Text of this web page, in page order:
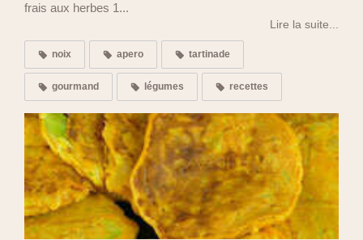
frais aux herbes 1...
Lire la suite...
noix apero tartinade
gourmand légumes recettes